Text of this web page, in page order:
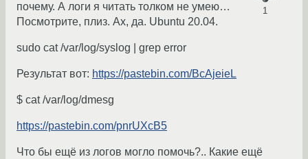
1
почему. А логи я читать толком не умею…
Посмотрите, плиз. Ах, да. Ubuntu 20.04.
sudo cat /var/log/syslog | grep error
Результат вот: https://pastebin.com/BcAjeieL
$ cat /var/log/dmesg
https://pastebin.com/pnrUXcB5
Что бы ещё из логов могло помочь?.. Какие ещё